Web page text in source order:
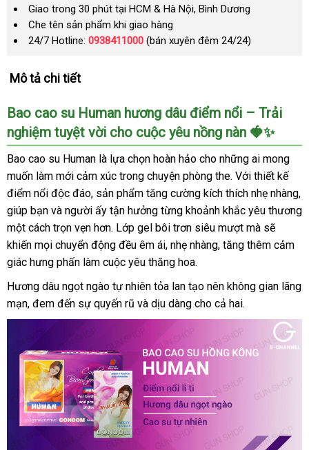
Giao trong 30 phút tại HCM & Hà Nội, Bình Dương
Che tên sản phẩm khi giao hàng
24/7 Hotline: 0938411000 (bán xuyên đêm 24/24)
Mô tả chi tiết
Bao cao su Human hương dâu điểm nổi – Trải
nghiệm tuyệt vời cho cuộc yêu nồng nàn 🍓✨
Bao cao su Human là lựa chọn hoàn hảo cho những ai mong
muốn làm mới cảm xúc trong chuyện phòng the. Với thiết kế
điểm nổi độc đáo, sản phẩm tăng cường kích thích nhẹ nhàng,
giúp bạn và người ấy tận hưởng từng khoảnh khắc yêu thương
một cách trọn vẹn hơn. Lớp gel bôi trơn siêu mượt mà sẽ
khiến mọi chuyển động đều êm ái, nhẹ nhàng, tăng thêm cảm
giác hưng phấn làm cuộc yêu thăng hoa.
Hương dâu ngọt ngào tự nhiên tỏa lan tạo nên không gian lãng
mạn, đem đến sự quyến rũ và dịu dàng cho cả hai.